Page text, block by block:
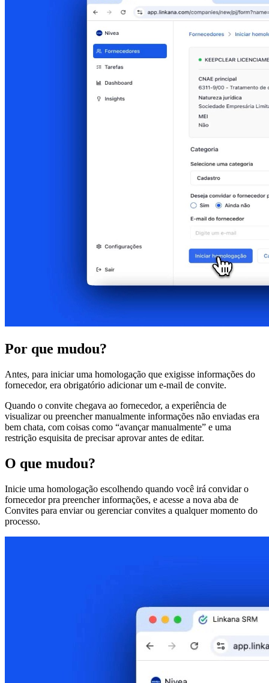
Por que mudou?
Antes, para iniciar uma homologação que exigisse informações do
fornecedor, era obrigatório adicionar um e-mail de convite.
Quando o convite chegava ao fornecedor, a experiência de
visualizar ou preencher manualmente informações não enviadas era
bem chata, com coisas como “avançar manualmente” e uma
restrição esquisita de precisar aprovar antes de editar.
O que mudou?
Inicie uma homologação escolhendo quando você irá convidar o
fornecedor pra preencher informações, e acesse a nova aba de
Convites para enviar ou gerenciar convites a qualquer momento do
processo.